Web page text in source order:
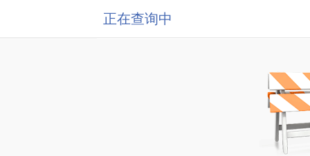
正在查询中